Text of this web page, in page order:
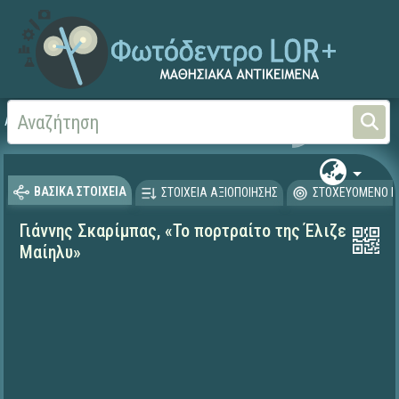
Αρχική Γλώσσα και Λογοτεχνία
ΒΑΣΙΚΑ ΣΤΟΙΧΕΙΑ ΣΤΟΙΧΕΙΑ ΑΞΙΟΠΟΙΗΣΗΣ ΣΤΟΧΕΥΟΜΕΝΟ
Γιάννης Σκαρίμπας, «Το πορτραίτο της Έλιζε
Μαίηλυ»